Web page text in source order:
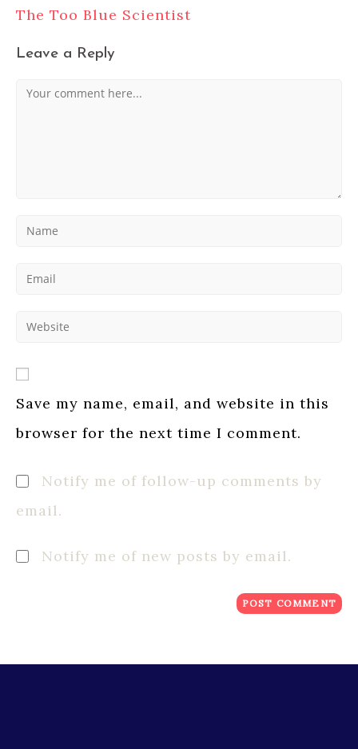
The Too Blue Scientist
Leave a Reply
Comment
your
comment
your
address
your
URL
(optional)
Save my name, email, and website in this
browser for the next time I comment.
Notify me of follow-up comments by
email.
Notify me of new posts by email.